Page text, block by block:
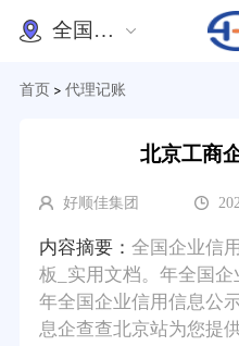
全国办理
首页 > 代理记账
北京工商
好顺佳集团
内容摘要： 全国企业信
板_实用文档。年全国
年全国企业信用信息公
息企查查北京站为您提